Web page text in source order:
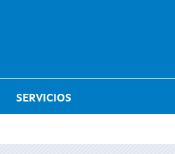
SERVICIOS